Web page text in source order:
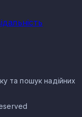
та пошук надійних